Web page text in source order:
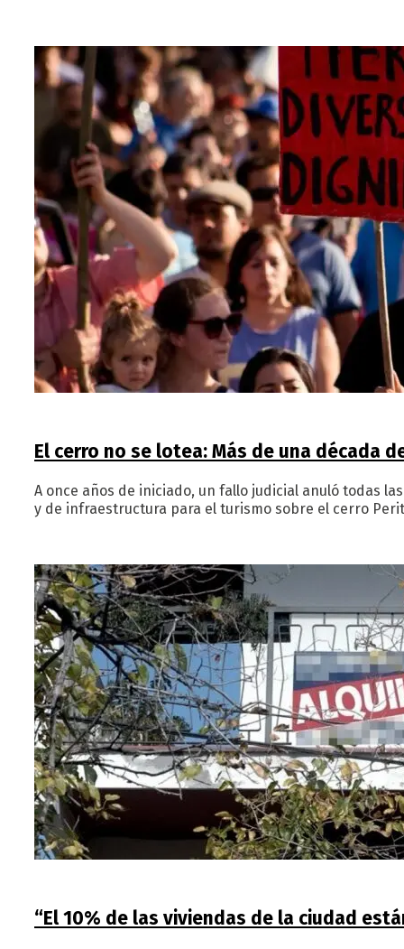
El cerro no se lotea: Más de una década
A once años de iniciado, un fallo judicial anuló todas
y de infraestructura para el turismo sobre el cerro
“El 10% de las viviendas de la ciudad